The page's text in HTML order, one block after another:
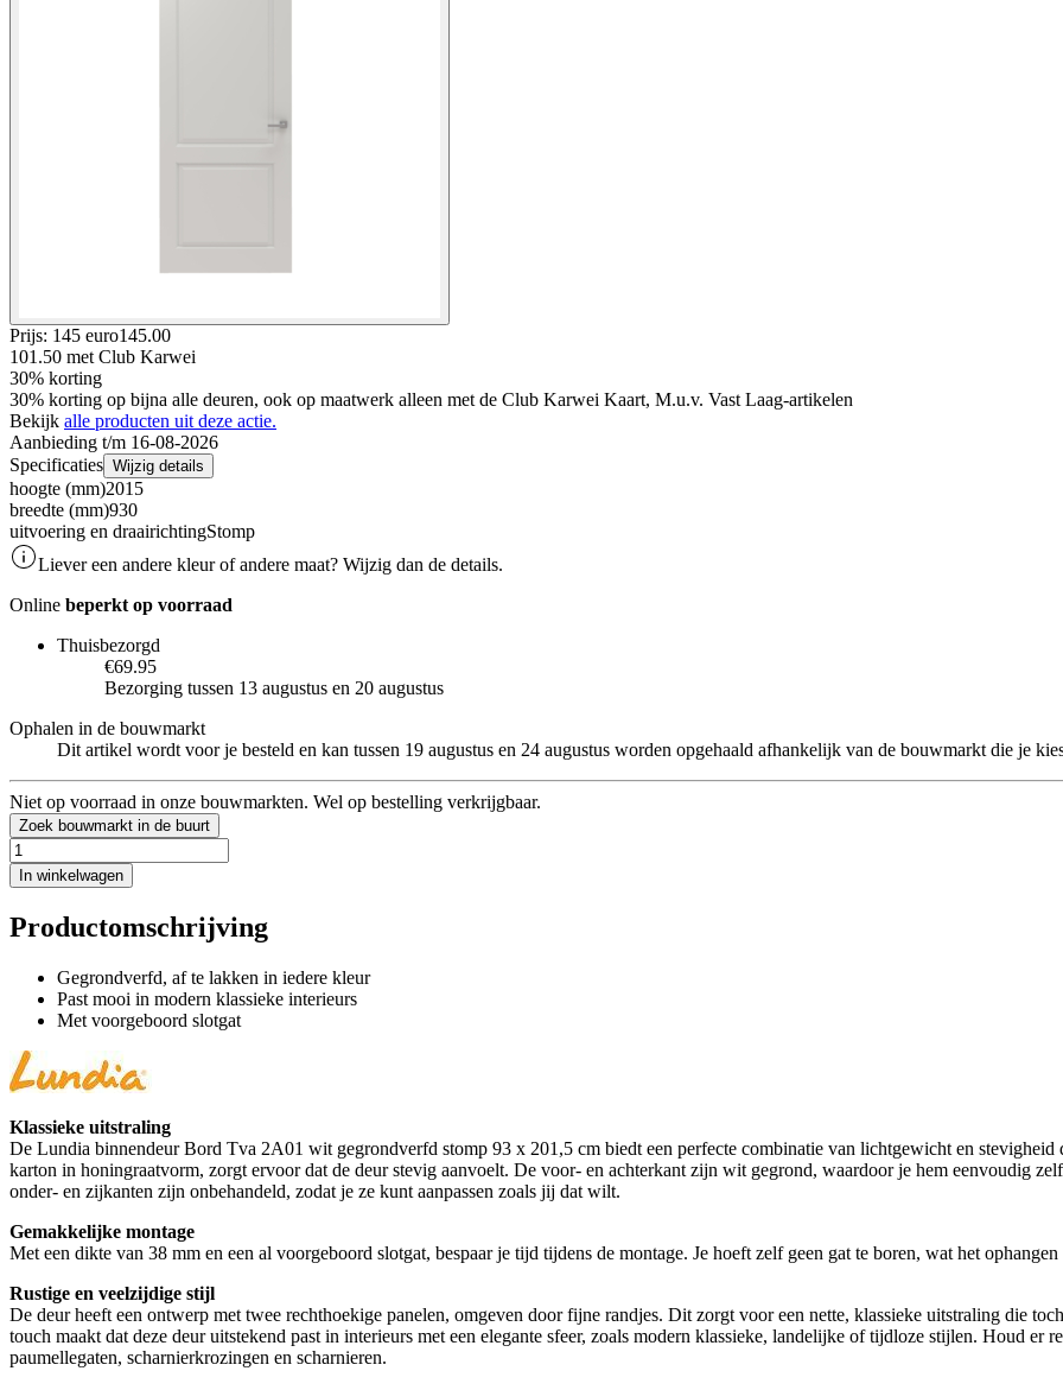
Prijs: 145 euro145.00
101.50 met Club Karwei
30% korting
30% korting op bijna alle deuren, ook op maatwerk alleen met de Club Karwei Kaart, M.u.v. Vast Laag-artikelen
Bekijk alle producten uit deze actie.
Aanbieding t/m 16-08-2026
Specificaties Wijzig details
hoogte (mm)2015
breedte (mm)930
uitvoering en draairichtingStomp
Liever een andere kleur of andere maat? Wijzig dan de details.
Online beperkt op voorraad
Thuisbezorgd
€69.95
Bezorging tussen 13 augustus en 20 augustus
Ophalen in de bouwmarkt
Dit artikel wordt voor je besteld en kan tussen 19 augustus en 24 augustus worden opgehaald afhankelijk van de bouwmarkt die je
Niet op voorraad in onze bouwmarkten. Wel op bestelling verkrijgbaar.
Zoek bouwmarkt in de buurt
In winkelwagen
Productomschrijving
Gegrondverfd, af te lakken in iedere kleur
Past mooi in modern klassieke interieurs
Met voorgeboord slotgat
Klassieke uitstraling
De Lundia binnendeur Bord Tva 2A01 wit gegrondverfd stomp 93 x 201,5 cm biedt een perfecte combinatie van lichtgewicht en
karton in honingraatvorm, zorgt ervoor dat de deur stevig aanvoelt. De voor- en achterkant zijn wit gegrond, waardoor je hem eenvoudig
onder- en zijkanten zijn onbehandeld, zodat je ze kunt aanpassen zoals jij dat wilt.
Gemakkelijke montage
Met een dikte van 38 mm en een al voorgeboord slotgat, bespaar je tijd tijdens de montage. Je hoeft zelf geen gat te boren, wat het
Rustige en veelzijdige stijl
De deur heeft een ontwerp met twee rechthoekige panelen, omgeven door fijne randjes. Dit zorgt voor een nette, klassieke uitstraling die
touch maakt dat deze deur uitstekend past in interieurs met een elegante sfeer, zoals modern klassieke, landelijke of tijdloze stijlen. Houd er
paumellegaten, scharnierkrozingen en scharnieren.